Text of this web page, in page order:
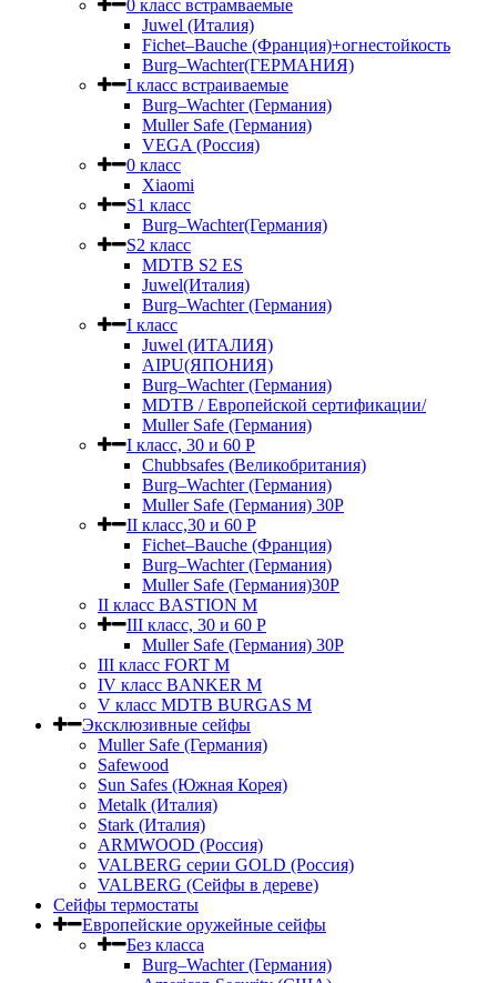
0 класс встрамваемые
Juwel (Италия)
Fichet–Bauche (Франция)+огнестойкость
Burg–Wachter(ГЕРМАНИЯ)
I класс встраиваемые
Burg–Wachter (Германия)
Muller Safe (Германия)
VEGA (Россия)
0 класс
Xiaomi
S1 класс
Burg–Wachter(Германия)
S2 класс
MDTB S2 ES
Juwel(Италия)
Burg–Wachter (Германия)
I класс
Juwel (ИТАЛИЯ)
AIPU(ЯПОНИЯ)
Burg–Wachter (Германия)
MDTB / Европейской сертификации/
Muller Safe (Германия)
I класс, 30 и 60 P
Chubbsafes (Великобритания)
Burg–Wachter (Германия)
Muller Safe (Германия) 30Р
II класс,30 и 60 P
Fichet–Bauche (Франция)
Burg–Wachter (Германия)
Muller Safe (Германия)30P
II класс BASTION M
III класс, 30 и 60 P
Muller Safe (Германия) 30Р
III класс FORT M
IV класс BANKER M
V класс МDTB BURGAS M
Эксклюзивные сейфы
Muller Safe (Германия)
Safewood
Sun Safes (Южная Корея)
Metalk (Италия)
Stark (Италия)
ARMWOOD (Россия)
VALBERG серии GOLD (Россия)
VALBERG (Сейфы в дереве)
Сейфы термостаты
Европейские оружейные сейфы
Без класса
Burg–Wachter (Германия)